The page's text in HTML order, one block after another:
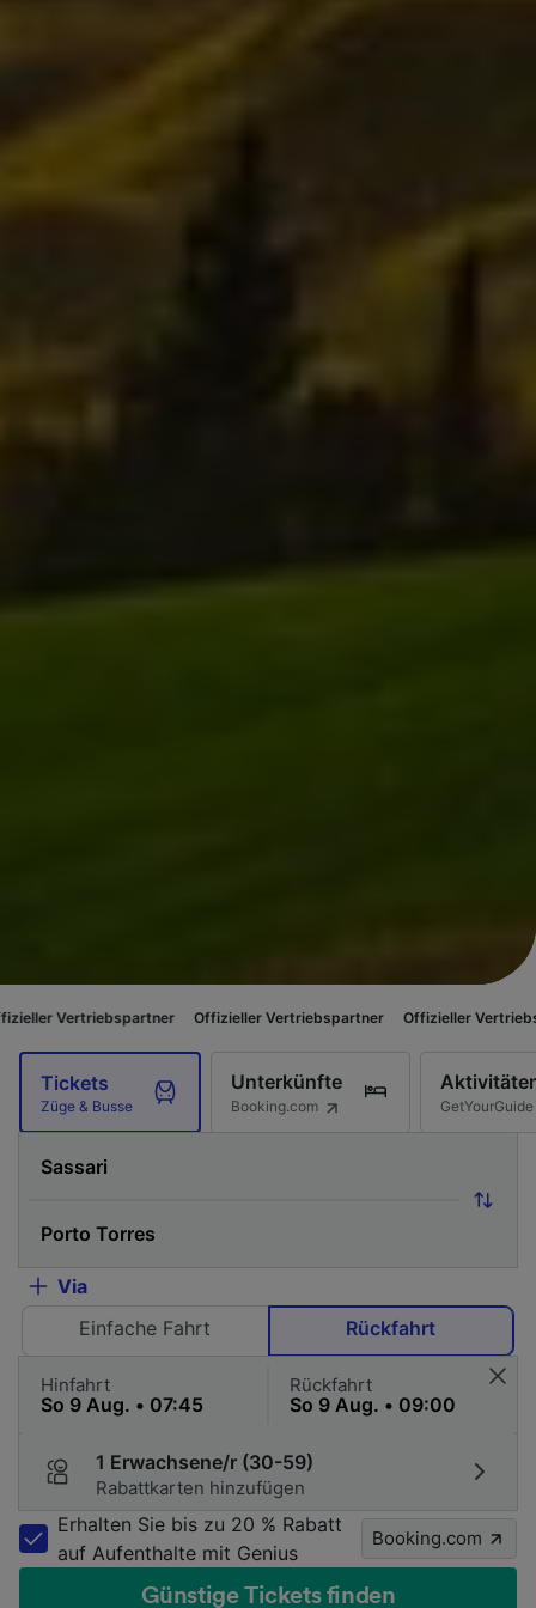
Offizieller Vertriebspartner Offizieller Vertriebspartner
Tickets
Züge & Busse
Unterkünfte
Booking.com GetYourGuide
Via
Einfache Fahrt
Rückfahrt
Hinfahrt Rückfahrt
1 Erwachsene/r (30-59)
Rabattkarten hinzufügen
Erhalten Sie bis zu 20 % Rabatt
auf Aufenthalte mit Genius
Booking.com
Günstige Tickets finden